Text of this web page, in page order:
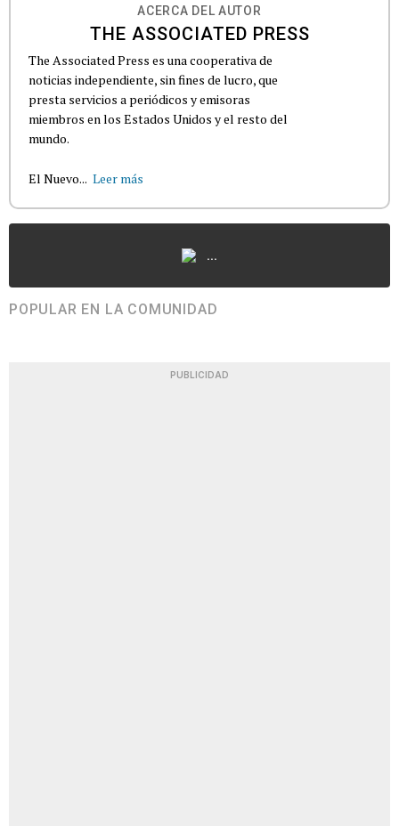
ACERCA DEL AUTOR
THE ASSOCIATED PRESS
The Associated Press es una cooperativa de
noticias independiente, sin fines de lucro, que
presta servicios a periódicos y emisoras
miembros en los Estados Unidos y el resto del
mundo.
El Nuevo... Leer más
...
POPULAR EN LA COMUNIDAD
PUBLICIDAD